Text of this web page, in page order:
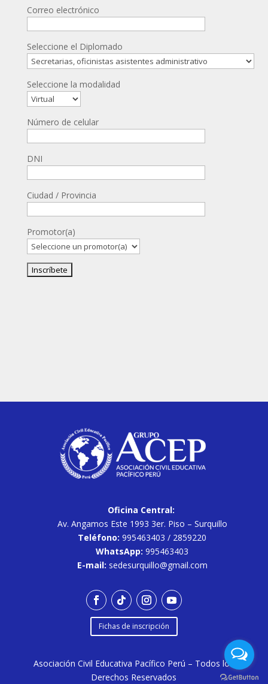
Correo electrónico
Seleccione el Diplomado
Seleccione la modalidad
Número de celular
DNI
Ciudad / Provincia
Promotor(a)
Oficina Central:
Av. Angamos Este 1993 3er. Piso – Surquillo
Teléfono: 995463403 / 2859220
WhatsApp: 995463403
E-mail: sedesurquillo@gmail.com
Fichas de inscripción
Asociación Civil Educativa Pacífico Perú – Todos los
Derechos Reservados